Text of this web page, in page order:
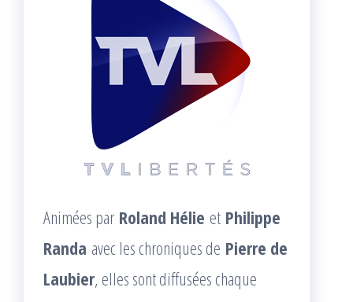
Animées par Roland Hélie et Philippe
Randa avec les chroniques de Pierre de
Laubier, elles sont diffusées chaque